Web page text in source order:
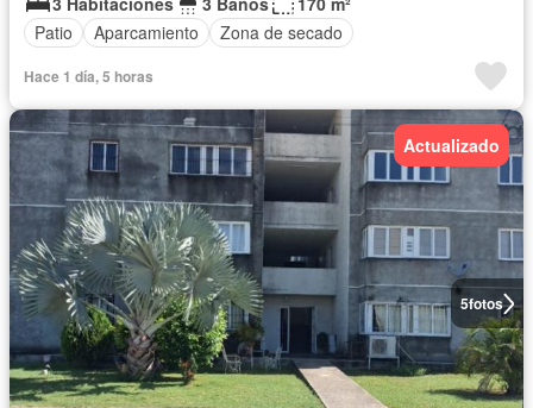
Patio
Aparcamiento Zona de secado
Hace 1 día, 5 horas
5fotos
Actualizado